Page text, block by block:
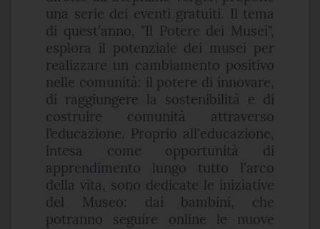
una serie dei eventi gratuiti. Il tema
di quest'anno, "Il Potere dei Musei",
esplora il potenziale dei musei per
realizzare un cambiamento positivo
nelle comunità: il potere di innovare,
di raggiungere la sostenibilità e di
costruire comunità attraverso
l’educazione. Proprio all'educazione,
intesa come opportunità di
apprendimento lungo tutto l'arco
della vita, sono dedicate le iniziative
del Museo: dai bambini, che
potranno seguire online le nuove